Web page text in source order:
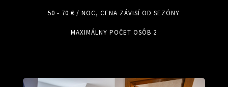
50 - 70 € / NOC, CENA ZÁVISÍ OD SEZÓNY
MAXIMÁLNY POČET OSÔB 2